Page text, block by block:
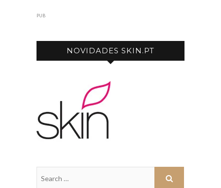
PUB
NOVIDADES SKIN.PT